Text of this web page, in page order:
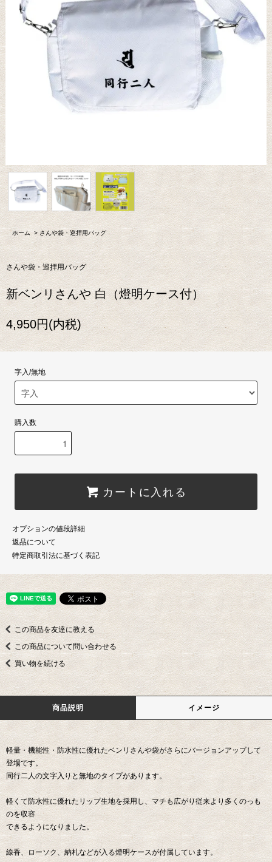
ホーム > さんや袋・巡拝用バッグ
さんや袋・巡拝用バッグ
新ベンリさんや 白（燈明ケース付）
4,950円(内税)
字入/無地
購入数
カートに入れる
オプションの値段詳細
返品について
特定商取引法に基づく表記
この商品を友達に教える
この商品について問い合わせる
買い物を続ける
商品説明 イメージ
軽量・機能性・防水性に優れたベンリさんや袋がさらにバージョンアップして
登場です。
同行二人の文字入りと無地のタイプがあります。
軽くて防水性に優れたリップ生地を採用し、マチも広がり従来より多くのっも
のを収容
できるようになりました。
線香、ローソク、納札などが入る燈明ケースが付属しています。